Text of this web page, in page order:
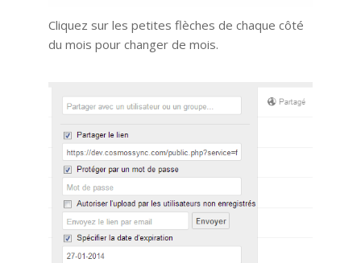
Cliquez sur les petites flèches de chaque côté
du mois pour changer de mois.